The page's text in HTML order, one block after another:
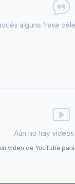
alguna frase
Aún no hay
video de YouTube